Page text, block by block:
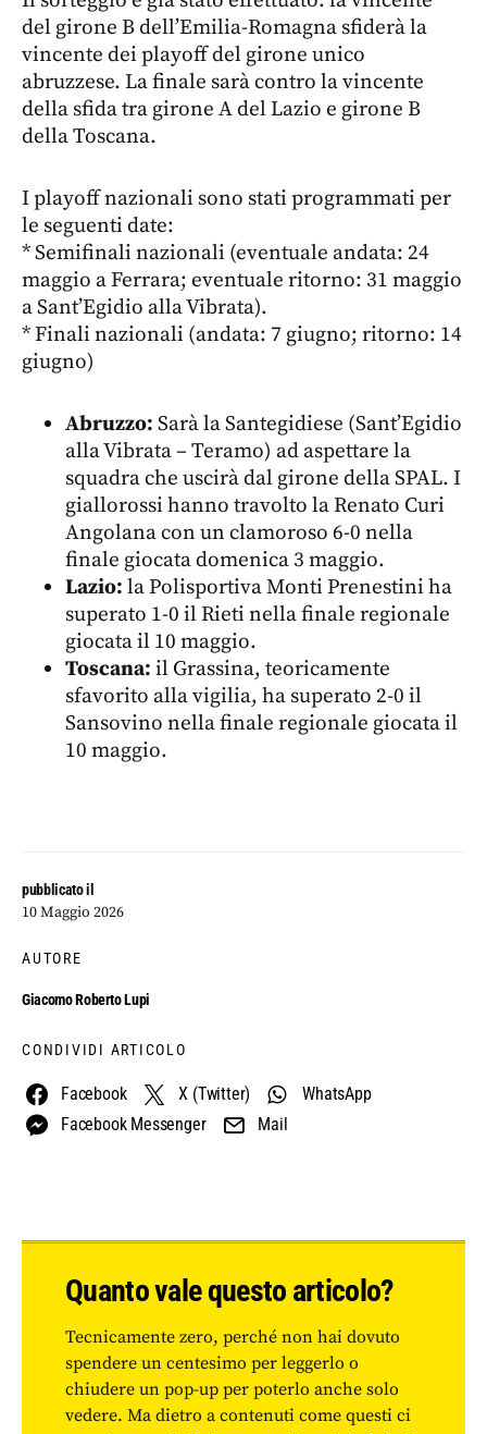
pubblicato il
10 Maggio 2026
AUTORE
Giacomo Roberto Lupi
CONDIVIDI ARTICOLO
Facebook X (Twitter)
WhatsApp
Facebook Messenger
Mail
del girone B dell’Emilia-Romagna sfiderà la
vincente dei playoff del girone unico
abruzzese. La finale sarà contro la vincente
della sfida tra girone A del Lazio e girone B
della Toscana.
I playoff nazionali sono stati programmati per
le seguenti date:
* Semifinali nazionali (eventuale andata: 24
maggio a Ferrara; eventuale ritorno: 31 maggio
a Sant’Egidio alla Vibrata).
* Finali nazionali (andata: 7 giugno; ritorno: 14
giugno)
Abruzzo: Sarà la Santegidiese (Sant’Egidio
alla Vibrata – Teramo) ad aspettare la
squadra che uscirà dal girone della SPAL. I
giallorossi hanno travolto la Renato Curi
Angolana con un clamoroso 6-0 nella
finale giocata domenica 3 maggio.
Lazio: la Polisportiva Monti Prenestini ha
superato 1-0 il Rieti nella finale regionale
giocata il 10 maggio.
Toscana: il Grassina, teoricamente
sfavorito alla vigilia, ha superato 2-0 il
Sansovino nella finale regionale giocata il
10 maggio.
Quanto vale questo articolo?
Tecnicamente zero, perché non hai dovuto
spendere un centesimo per leggerlo o
chiudere un pop-up per poterlo anche solo
vedere. Ma dietro a contenuti come questi ci